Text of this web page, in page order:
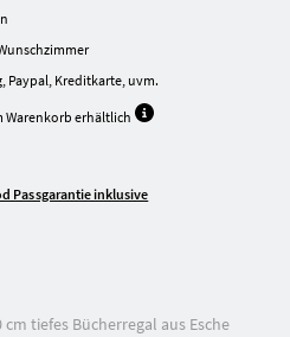
Paypal, Kreditkarte, uvm.
Warenkorb erhältlich
Passgarantie inklusive
cm tiefes Bücherregal aus Esche